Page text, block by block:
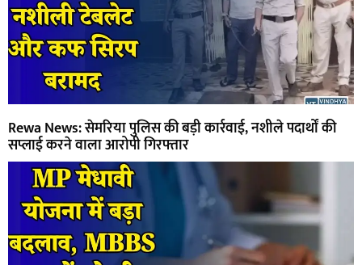
Rewa News: सेमरिया पुलिस की बड़ी कार्रवाई, नशीले पदार्थों की
सप्लाई करने वाला आरोपी गिरफ्तार